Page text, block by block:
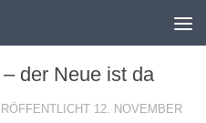
der Neue ist da
12. NOVEMBER